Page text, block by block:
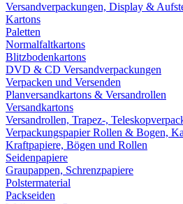
Versandverpackungen, Display &
Kartons
Paletten
Normalfaltkartons
Blitzbodenkartons
DVD & CD Versandverpackungen
Verpacken und Versenden
Planversandkartons & Versandrollen
Versandkartons
Versandrollen, Trapez-,
Verpackungspapier Rollen & Bogen,
Kraftpapiere, Bögen und Rollen
Seidenpapiere
Graupappen, Schrenzpapiere
Polstermaterial
Packseiden